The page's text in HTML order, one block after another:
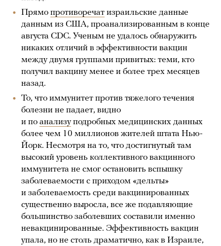
Прямо противоречат израильские данные
данным из США, проанализированным в конце
августа CDC. Ученым не удалось обнаружить
никаких отличий в эффективности вакцин
между двумя группами привитых: теми, кто
получил вакцину менее и более трех месяцев
назад.
То, что иммунитет против тяжелого течения
болезни не падает, видно
и по анализуподробных медицинских данных
более чем 10 миллионов жителей штата Нью-
Йорк. Несмотря на то, что достигнутый там
высокий уровень коллективного вакцинного
иммунитета не смог остановить вспышку
заболеваемости с приходом «дельты»
и заболеваемость среди вакцинированных
существенно выросла, все же подавляющие
большинство заболевших составили именно
невакцинированные. Эффективность вакцин
упала, но не столь драматично, как в Израиле,